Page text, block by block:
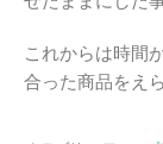
これからは時間
合った商品をえ